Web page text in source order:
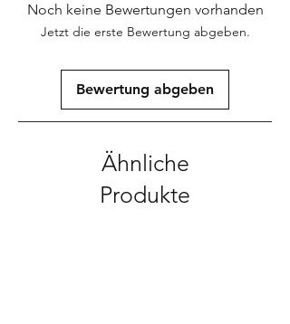
Noch keine Bewertungen vorhanden
Jetzt die erste Bewertung abgeben.
Bewertung abgeben
Ähnliche
Produkte